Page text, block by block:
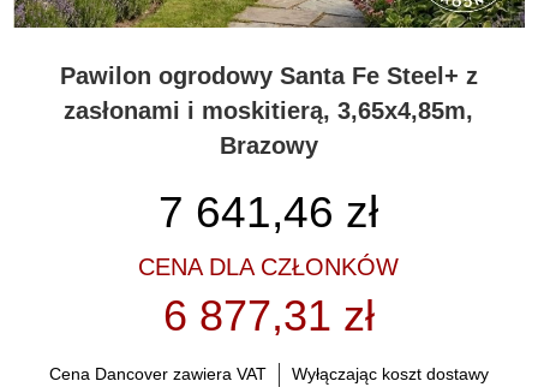
Pawilon ogrodowy Santa Fe Steel+ z
zasłonami i moskitierą, 3,65x4,85m,
Brazowy
7 641,46 zł
CENA DLA CZŁONKÓW
6 877,31 zł
Cena Dancover zawiera VAT Wyłączając koszt dostawy